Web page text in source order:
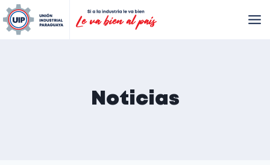
Noticias